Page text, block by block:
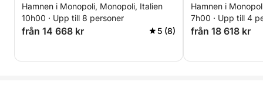
underverk
Hamnen i Monopoli, Monopoli, Italien
10h00 · Upp till 8 personer
från 14 668 kr 5 (8)
Hamnen i
7h00 · Upp till 4
från 18 618 kr